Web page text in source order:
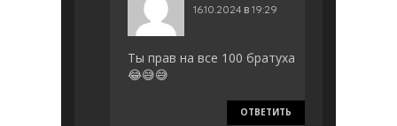
16.10.2024 в 19:29
Ты прав на все 100 братуха
😂😅😅
ОТВЕТИТЬ